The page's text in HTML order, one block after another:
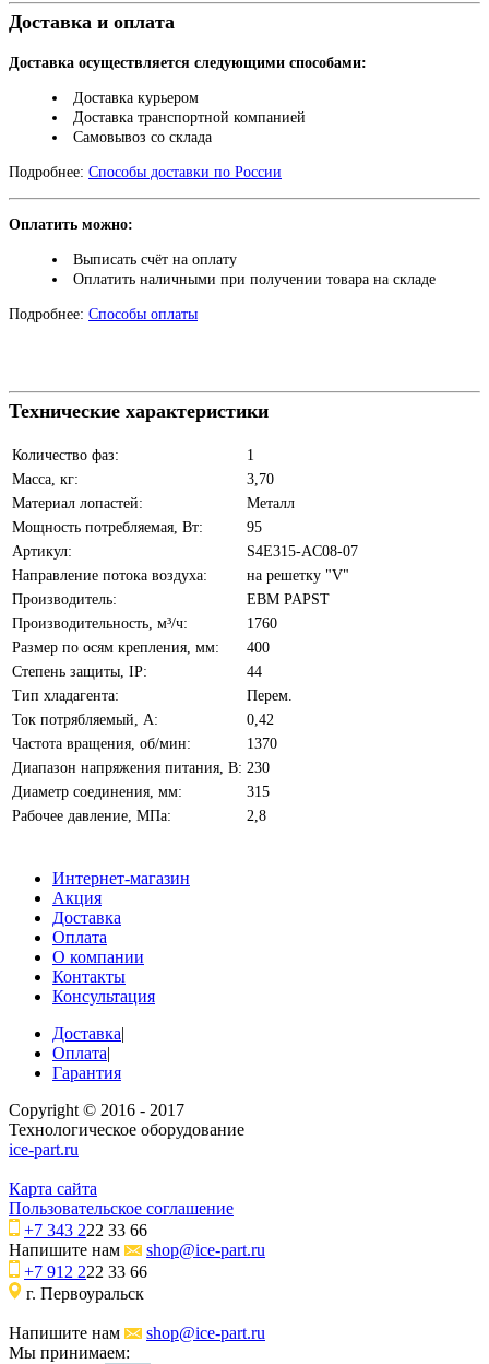
Доставка и оплата
Доставка осуществляется следующими способами:
Доставка курьером
Доставка транспортной компанией
Самовывоз со склада
Подробнее: Способы доставки по России
Оплатить можно:
Выписать счёт на оплату
Оплатить наличными при получении товара на складе
Подробнее: Способы оплаты
Технические характеристики
Количество фаз:
1
Масса, кг:
3,70
Материал лопастей:
Металл
Мощность потребляемая, Вт:
95
Артикул:
S4E315-AC08-07
Направление потока воздуха:
на решетку "V"
Производитель:
EBM PAPST
Производительность, м³/ч:
1760
Размер по осям крепления, мм:
400
Степень защиты, IP:
44
Тип хладагента:
Перем.
Ток потрябляемый, А:
0,42
Частота вращения, об/мин:
1370
Диапазон напряжения питания, В: 230
Диаметр соединения, мм:
315
Рабочее давление, МПа:
2,8
Интернет-магазин
Акция
Доставка
Оплата
О компании
Контакты
Консультация
Доставка|
Оплата|
Гарантия
Copyright © 2016 - 2017
Технологическое оборудование
ice-part.ru
Карта сайта
Пользовательское соглашение
+7 343 222 33 66
Напишите нам
shop@ice-part.ru
+7 912 222 33 66
г. Первоуральск
Напишите нам
shop@ice-part.ru
Мы принимаем: